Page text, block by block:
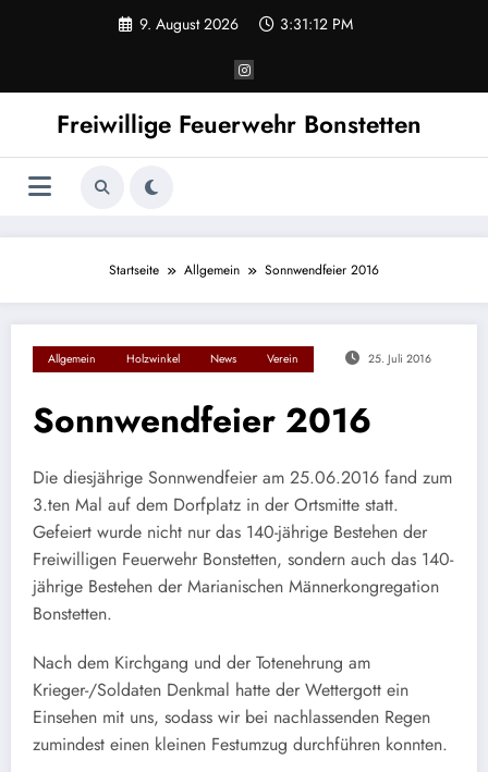
9. August 2026 3:31:12 PM
Freiwillige Feuerwehr Bonstetten
Startseite Allgemein Sonnwendfeier 2016
Allgemein Holzwinkel News Verein 25. Juli 2016
Sonnwendfeier 2016
Die diesjährige Sonnwendfeier am 25.06.2016 fand zum
3.ten Mal auf dem Dorfplatz in der Ortsmitte statt.
Gefeiert wurde nicht nur das 140-jährige Bestehen der
Freiwilligen Feuerwehr Bonstetten, sondern auch das 140-
jährige Bestehen der Marianischen Männerkongregation
Bonstetten.
Nach dem Kirchgang und der Totenehrung am
Krieger-/Soldaten Denkmal hatte der Wettergott ein
Einsehen mit uns, sodass wir bei nachlassenden Regen
zumindest einen kleinen Festumzug durchführen konnten.